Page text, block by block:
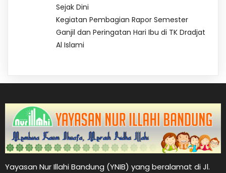
Sejak Dini
Kegiatan Pembagian Rapor Semester
Ganjil dan Peringatan Hari Ibu di TK Dradjat
Al Islami
Yayasan Nur Illahi Bandung (YNIB) yang beralamat di Jl.